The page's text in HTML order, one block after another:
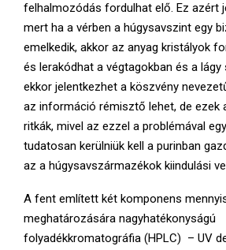
felhalmozódás fordulhat elő. Ez azért
mert ha a vérben a húgysavszint egy
emelkedik, akkor az anyag kristályok
és lerakódhat a végtagokban és a lágy
ekkor jelentkezhet a köszvény
az információ rémisztő lehet, de ezek
ritkák, mivel az ezzel a problémával
tudatosan kerülniük kell a purinban
az a húgysavszármazékok kiindulási
A fent említett két komponens
meghatározására nagyhatékonyságú
folyadékkromatográfia (HPLC) – UV